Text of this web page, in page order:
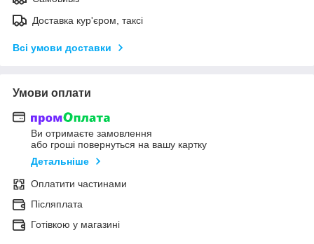
Доставка кур'єром, таксі
Всі умови доставки
Умови оплати
Ви отримаєте замовлення
або гроші повернуться на вашу картку
Детальніше
Оплатити частинами
Післяплата
Готівкою у магазині